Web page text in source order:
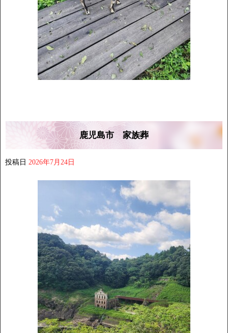
鹿児島市 家族葬
投稿日 2026年7月24日